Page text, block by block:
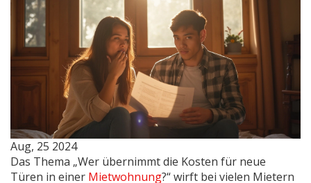
Aug, 25 2024
Das Thema „Wer übernimmt die Kosten für neue
Türen in einer Mietwohnung?“ wirft bei vielen Mietern